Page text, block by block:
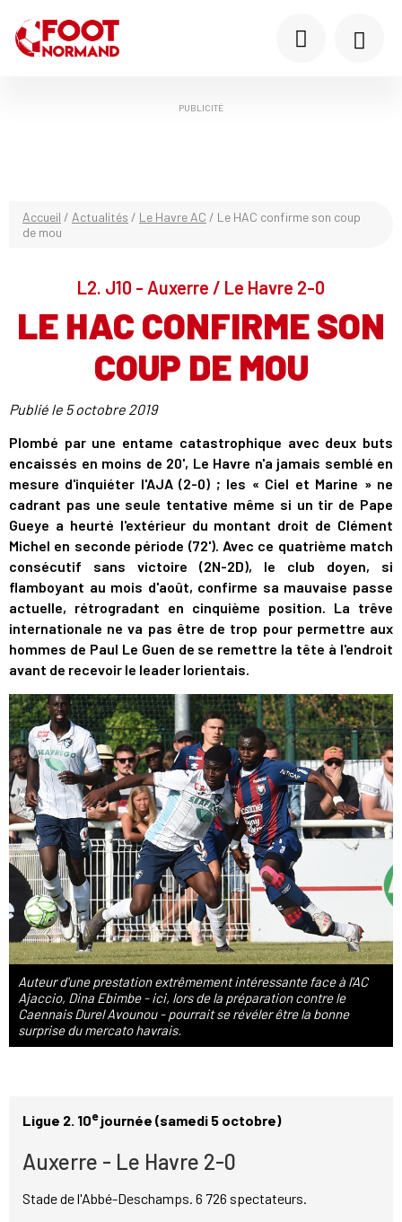
PUBLICITÉ
Accueil / Actualités / Le Havre AC / Le HAC confirme son coup
de mou
L2. J10 - Auxerre / Le Havre 2-0
LE HAC CONFIRME SON
COUP DE MOU
Publié le 5 octobre 2019
Plombé par une entame catastrophique avec deux buts
encaissés en moins de 20', Le Havre n'a jamais semblé en
mesure d'inquiéter l'AJA (2-0) ; les « Ciel et Marine » ne
cadrant pas une seule tentative même si un tir de Pape
Gueye a heurté l'extérieur du montant droit de Clément
Michel en seconde période (72'). Avec ce quatrième match
consécutif sans victoire (2N-2D), le club doyen, si
flamboyant au mois d'août, confirme sa mauvaise passe
actuelle, rétrogradant en cinquième position. La trêve
internationale ne va pas être de trop pour permettre aux
hommes de Paul Le Guen de se remettre la tête à l'endroit
avant de recevoir le leader lorientais.
Auteur d'une prestation extrêmement intéressante face à l'AC
Ajaccio, Dina Ebimbe - ici, lors de la préparation contre le
Caennais Durel Avounou - pourrait se révéler être la bonne
surprise du mercato havrais.
Ligue 2. 10ejournée (samedi 5 octobre)
Auxerre - Le Havre 2-0
Stade de l'Abbé-Deschamps. 6 726 spectateurs.